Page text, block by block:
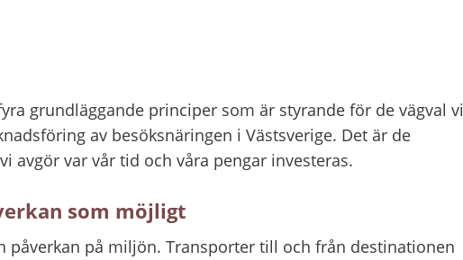
grundläggande principer som är styrande för de vägval vi
av besöksnäringen i Västsverige. Det är de
avgör var vår tid och våra pengar investeras.
som möjligt
påverkan på miljön. Transporter till och från destinationen